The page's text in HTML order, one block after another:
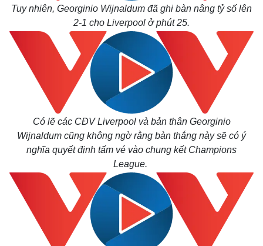
Tuy nhiên, Georginio Wijnaldum đã ghi bàn nâng tỷ số lên
2-1 cho Liverpool ở phút 25.
Có lẽ các CĐV Liverpool và bản thân Georginio
Wijnaldum cũng không ngờ rằng bàn thắng này sẽ có ý
nghĩa quyết định tấm vé vào chung kết Champions
League.